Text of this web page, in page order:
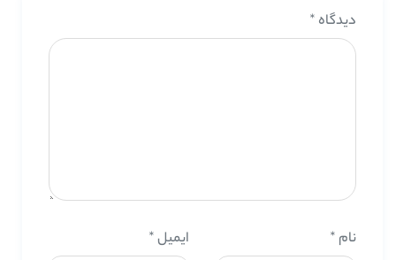
دیدگاه *
نام * ایمیل*